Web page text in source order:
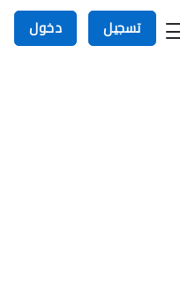
تسجيل دخول